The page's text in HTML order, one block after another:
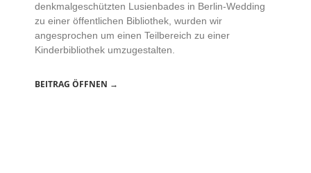
denkmalgeschützten Lusienbades in Berlin-Wedding
zu einer öffentlichen Bibliothek, wurden wir
angesprochen um einen Teilbereich zu einer
Kinderbibliothek umzugestalten.
BEITRAG ÖFFNEN →